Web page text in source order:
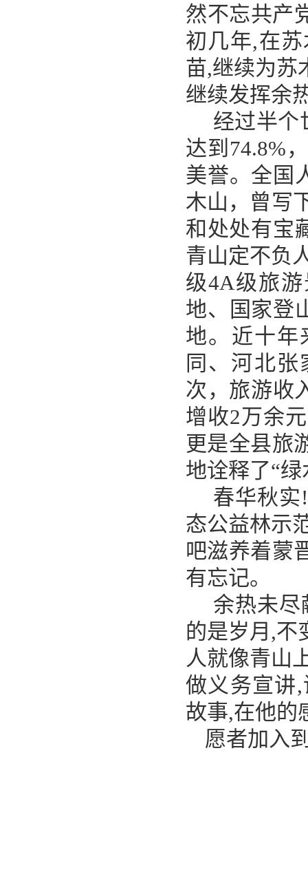
然不忘共产
初几年,在
苗,继续为苏
继续发挥余
经过半个
达到 74.8%
美誉。全国
木山，曾写
和处处有宝
青山定不负
级4A级旅
地、国家登
地。近十年
同、河北
次，旅游收
增收2万余
更是全县旅
地诠释了“
春华秋实
态公益林示
吧滋养着蒙
有忘记。
余热未尽
的是岁月,不
人就像青山
做义务宣讲
故事,在他的
愿者加入